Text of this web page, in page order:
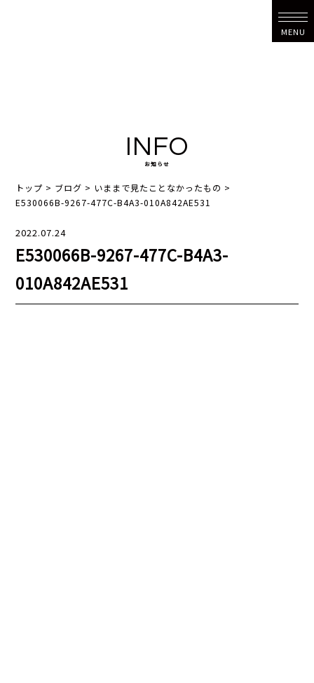
MENU
INFO
お知らせ
トップ > ブログ > いままで見たことなかったもの >
E530066B-9267-477C-B4A3-010A842AE531
2022.07.24
E530066B-9267-477C-B4A3-
010A842AE531